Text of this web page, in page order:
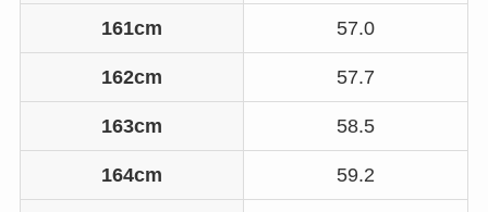
161cm 57.0
162cm 57.7
163cm 58.5
164cm 59.2